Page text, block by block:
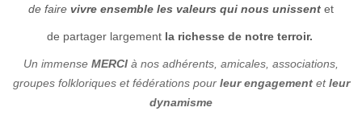
de faire vivre ensemble les valeurs qui nous unissent et
de partager largement la richesse de notre terroir.
Un immense MERCI à nos adhérents, amicales, associations,
groupes folkloriques et fédérations pourleur engagement etleur
dynamisme